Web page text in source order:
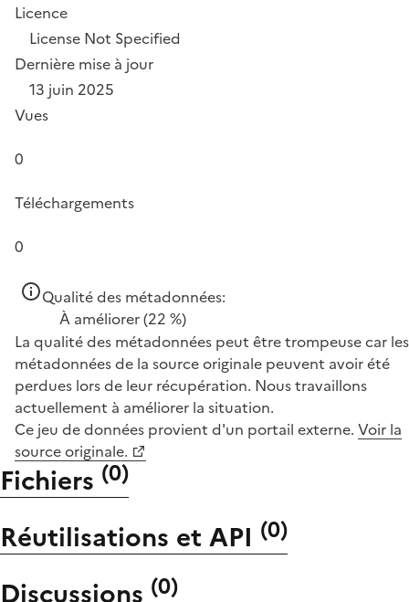
Licence
License Not Specified
Dernière mise à jour
13 juin 2025
Vues
0
Téléchargements
0
Qualité des métadonnées:
À améliorer(22 %)
La qualité des métadonnées peut être trompeuse car les
métadonnées de la source originale peuvent avoir été
perdues lors de leur récupération. Nous travaillons
actuellement à améliorer la situation.
Ce jeu de données provient d'un portail externe. Voir la
source originale.
Fichiers (0)
Réutilisations et API (0)
Discussions (0)